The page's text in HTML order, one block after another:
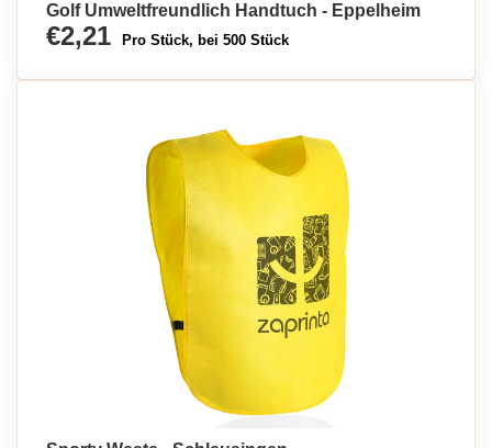
Golf Umweltfreundlich Handtuch - Eppelheim
€2,21 Pro Stück, bei 500 Stück